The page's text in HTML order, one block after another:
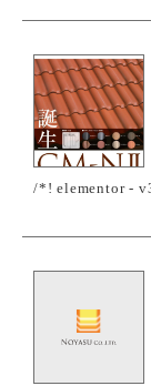
/*! elementor -